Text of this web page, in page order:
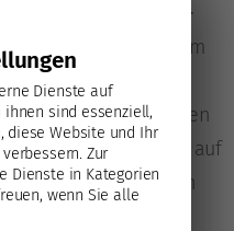
Dienste auf
ihnen sind essenziell,
diese Website und Ihr
Zur
Dienste in Kategorien
wenn Sie alle
zudem die
Playoff-
Anhänger
. Auch zum
die Fans im
im Verlauf der letzten
Szenen auf
Arena eingefangen
Auf ins